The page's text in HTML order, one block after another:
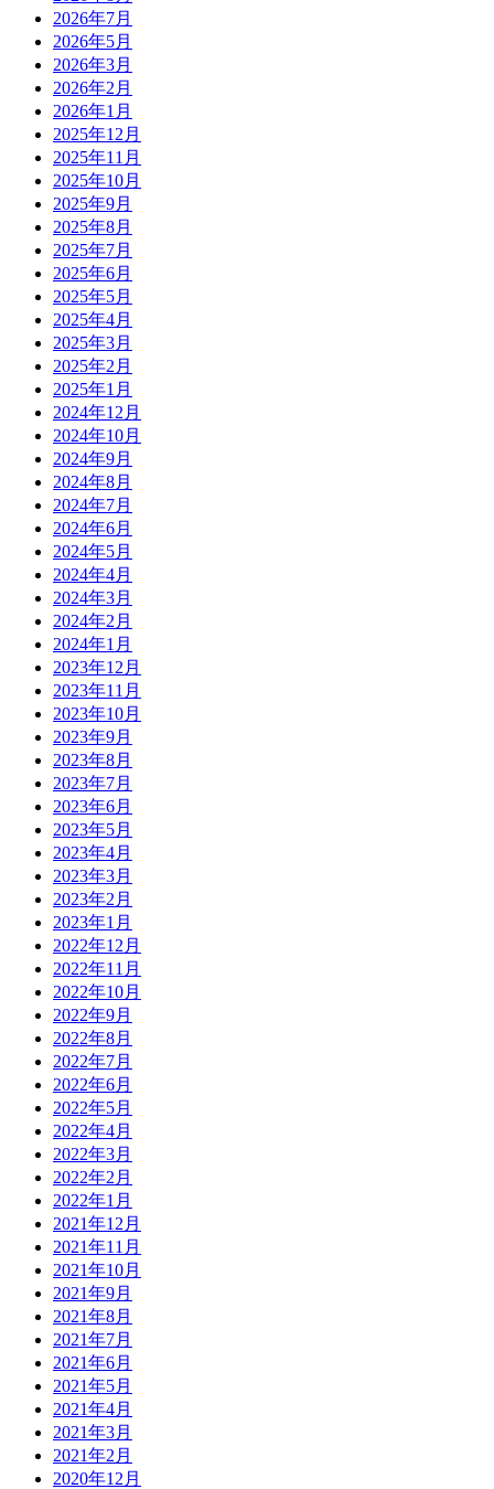
2026年7月
2026年5月
2026年3月
2026年2月
2026年1月
2025年12月
2025年11月
2025年10月
2025年9月
2025年8月
2025年7月
2025年6月
2025年5月
2025年4月
2025年3月
2025年2月
2025年1月
2024年12月
2024年10月
2024年9月
2024年8月
2024年7月
2024年6月
2024年5月
2024年4月
2024年3月
2024年2月
2024年1月
2023年12月
2023年11月
2023年10月
2023年9月
2023年8月
2023年7月
2023年6月
2023年5月
2023年4月
2023年3月
2023年2月
2023年1月
2022年12月
2022年11月
2022年10月
2022年9月
2022年8月
2022年7月
2022年6月
2022年5月
2022年4月
2022年3月
2022年2月
2022年1月
2021年12月
2021年11月
2021年10月
2021年9月
2021年8月
2021年7月
2021年6月
2021年5月
2021年4月
2021年3月
2021年2月
2020年12月